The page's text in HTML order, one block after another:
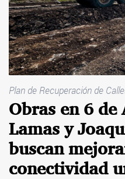
Plan de Recuperación de
Obras en 6
Lamas y
buscan
conectividad